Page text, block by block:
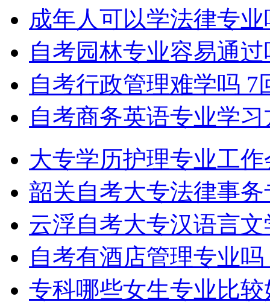
成年人可以学法律专
自考园林专业容易通
自考行政管理难学吗 7
自考商务英语专业学
大专学历护理专业工
韶关自考大专法律事
云浮自考大专汉语言
自考有酒店管理专业吗
专科哪些女生专业比较